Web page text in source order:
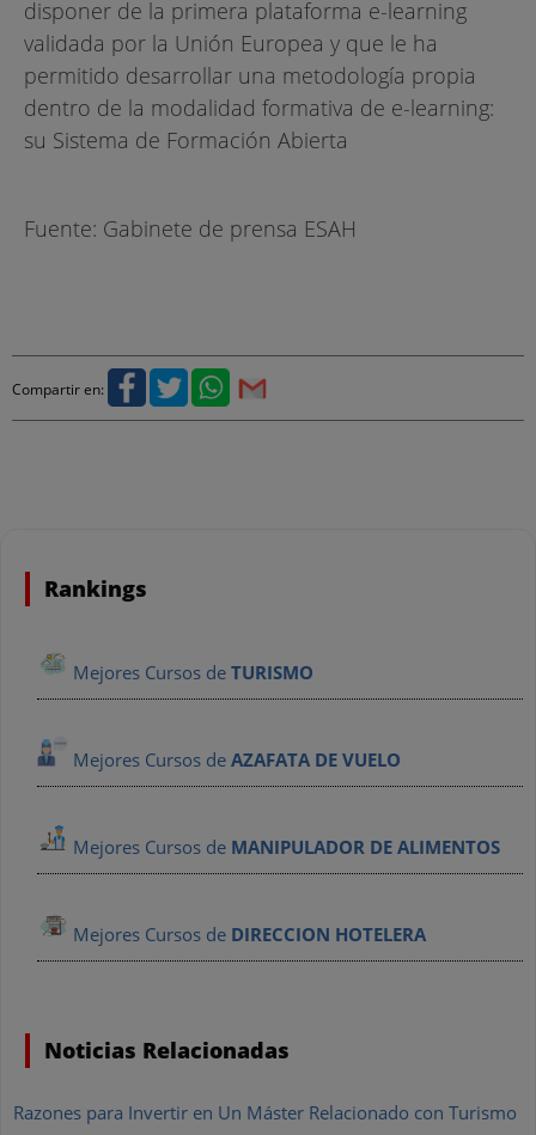
disponer de la primera plataforma e-learning
validada por la Unión Europea y que le ha
permitido desarrollar una metodología propia
dentro de la modalidad formativa de e-learning:
su Sistema de Formación Abierta
Fuente: Gabinete de prensa ESAH
Compartir en:
Rankings
Mejores Cursos de TURISMO
Mejores Cursos de AZAFATA DE VUELO
Mejores Cursos de MANIPULADOR DE ALIMENTOS
Mejores Cursos de DIRECCION HOTELERA
Noticias Relacionadas
Razones para Invertir en Un Máster Relacionado con Turismo